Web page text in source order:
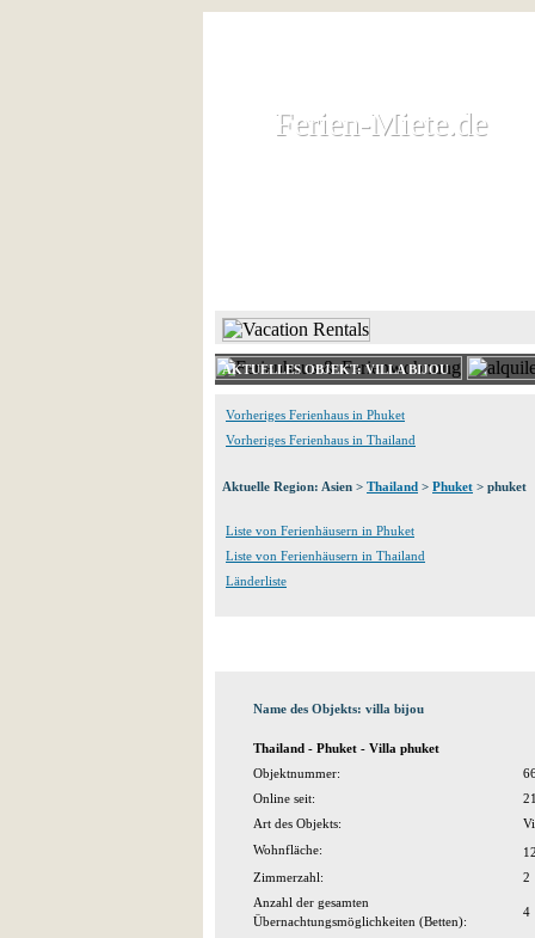
Ferien-Miete.de
Ferien-Miete.de
AKTUELLES OBJEKT: VILLA BIJOU
Vorheriges Ferienhaus in Phuket
Vorheriges Ferienhaus in Thailand
Aktuelle Region: Asien > Thailand > Phuket > phuket
Liste von Ferienhäusern in Phuket
Liste von Ferienhäusern in Thailand
Länderliste
Name des Objekts: villa bijou
Thailand - Phuket - Villa phuket
Objektnummer:
Online seit:
Art des Objekts:
Wohnfläche:
Zimmerzahl:
2
Anzahl der gesamten
Übernachtungsmöglichkeiten (Betten):
4